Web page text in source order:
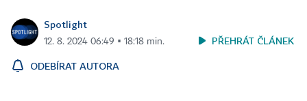
Spotlight
12. 8. 2024 06:49 ▪ 18:18 min. PŘEHRÁT ČLÁNEK
ODEBÍRAT AUTORA